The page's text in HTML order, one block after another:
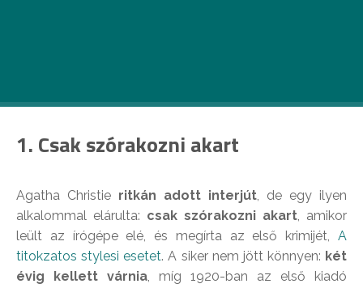
1. Csak szórakozni akart
Agatha Christie ritkán adott interjút, de egy ilyen
alkalommal elárulta: csak szórakozni akart, amikor
leült az írógépe elé, és megírta az első krimijét, A
titokzatos stylesi esetet. A siker nem jött könnyen: két
évig kellett várnia, míg 1920-ban az első kiadó